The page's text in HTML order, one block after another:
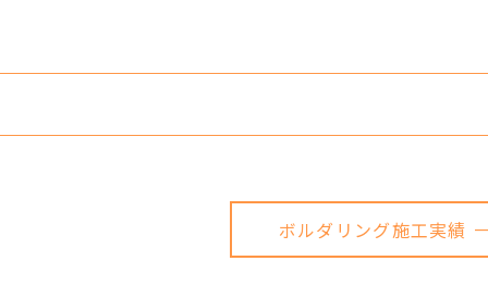
ボルダリング施工実績